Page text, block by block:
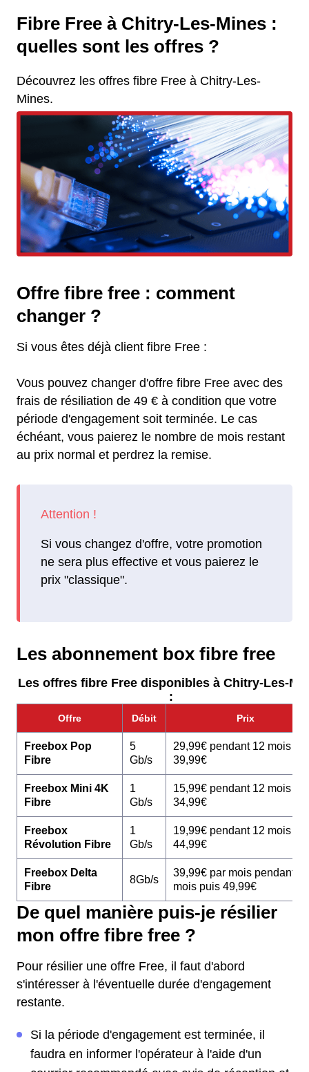
Fibre Free à Chitry-Les-Mines :
quelles sont les offres ?
Découvrez les offres fibre Free à Chitry-Les-
Mines.
Offre fibre free : comment
changer ?
Si vous êtes déjà client fibre Free :
Vous pouvez changer d'offre fibre Free avec des
frais de résiliation de 49 € à condition que votre
période d'engagement soit terminée. Le cas
échéant, vous paierez le nombre de mois restant
au prix normal et perdrez la remise.
Si vous changez d'offre, votre promotion
ne sera plus effective et vous paierez le
prix "classique".
Les abonnement box fibre free
Les offres fibre Free disponibles à Chitry-Les-
:
Offre Débit Prix
Freebox Pop
Fibre
5
Gb/s
29,99€ pendant 12 mois
39,99€
Freebox Mini 4K
Fibre
1
Gb/s
15,99€ pendant 12 mois
34,99€
Freebox
Révolution Fibre
1
Gb/s
19,99€ pendant 12 mois
44,99€
Freebox Delta
Fibre
8Gb/s
39,99€ par mois pendant 12
mois puis 49,99€
De quel manière puis-je résilier
mon offre fibre free ?
Pour résilier une offre Free, il faut d'abord
s'intéresser à l'éventuelle durée d'engagement
restante.
Si la période d'engagement est terminée, il
faudra en informer l'opérateur à l'aide d'un